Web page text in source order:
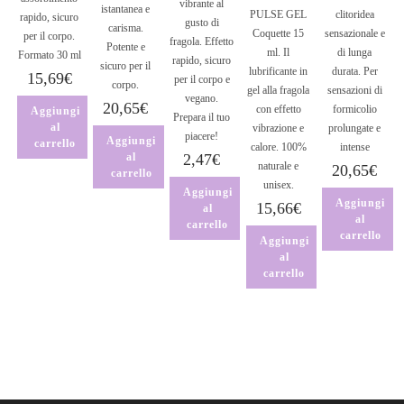
rapido, sicuro
per il corpo.
Formato 30 ml
15,69€
Aggiungi
al
carrello
istantanea e
carisma.
Potente e
sicuro per il
corpo.
20,65€
Aggiungi
al
carrello
vibrante al
gusto di
fragola. Effetto
rapido, sicuro
per il corpo e
vegano.
Prepara il tuo
piacere!
2,47€
Aggiungi
al
carrello
PULSE GEL
Coquette 15
ml. Il
lubrificante in
gel alla fragola
con effetto
vibrazione e
calore. 100%
naturale e
unisex.
15,66€
Aggiungi
al
carrello
clitoridea
sensazionale e
di lunga
durata. Per
sensazioni di
formicolio
prolungate e
intense
20,65€
Aggiungi
al
carrello